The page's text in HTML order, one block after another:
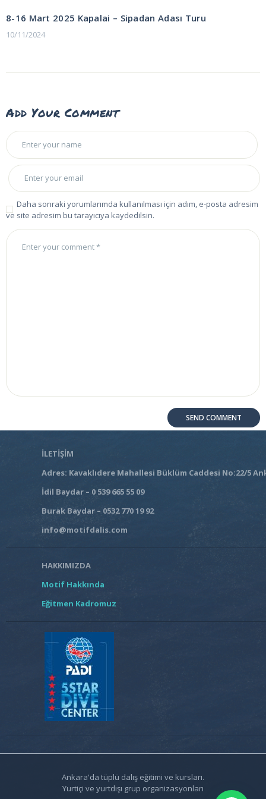
gezinmesi
8-16 Mart 2025 Kapalai – Sipadan Adası Turu
10/11/2024
Add Your Comment
Daha sonraki yorumlarımda kullanılması için adım, e-posta adresim
ve site adresim bu tarayıcıya kaydedilsin.
İLETİŞİM
Adres: Kavaklıdere Mahallesi Büklüm Caddesi No:22/5
İdil Baydar – 0 539 665 55 09
Burak Baydar – 0532 770 19 92
info@motifdalis.com
HAKKIMIZDA
Motif Hakkında
Eğitmen Kadromuz
Ankara'da tüplü dalış eğitimi ve kursları.
Yurtiçi ve yurtdışı grup organizasyonları